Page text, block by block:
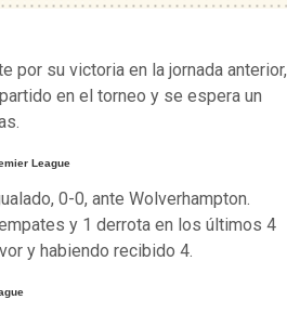
por su victoria en la jornada anterior,
en el torneo y se espera un
League
0-0, ante Wolverhampton.
y 1 derrota en los últimos 4
y habiendo recibido 4.